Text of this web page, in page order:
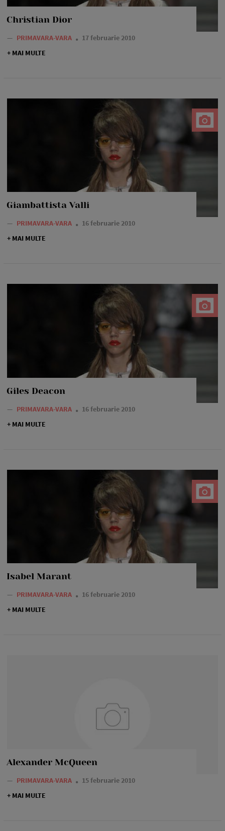
Christian Dior
— PRIMAVARA-VARA
17 februarie 2010
+ MAI MULTE
Giambattista Valli
— PRIMAVARA-VARA
16 februarie 2010
+ MAI MULTE
Giles Deacon
— PRIMAVARA-VARA
16 februarie 2010
+ MAI MULTE
Isabel Marant
— PRIMAVARA-VARA
16 februarie 2010
+ MAI MULTE
Alexander McQueen
— PRIMAVARA-VARA
15 februarie 2010
+ MAI MULTE